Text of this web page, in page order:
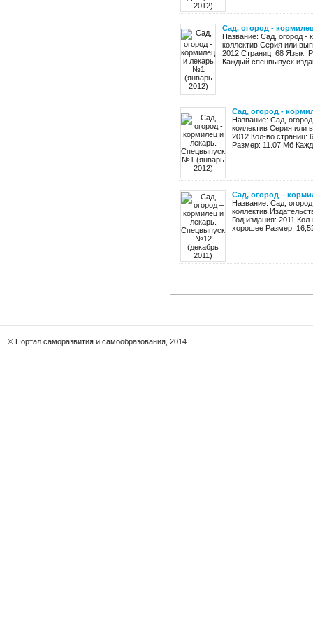
Сад, огород -
Название: Сад, огород -
коллектив Серия или
2012 Страниц: 68 Язык:
Каждый спецвыпуск
Сад, огород -
Название: Сад,
коллектив Серия или
2012 Кол-во страниц:
Размер: 11.07 Мб
Сад, огород –
Название: Сад,
коллектив
Год издания: 2011
хорошее Размер:
© Портал саморазвития и самообразования, 2014